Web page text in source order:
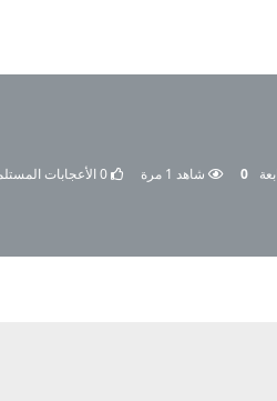
0 شاهد 1 مرة 0 الأعجابات